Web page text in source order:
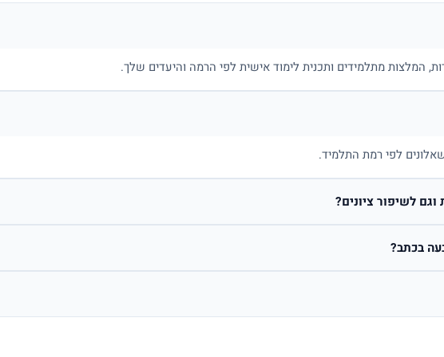
המלצות מתלמידים ותכנית לימוד אישית לפי הרמה והיעדים שלך.
לפי רמת התלמיד.
לשיפור ציונים?
בכתב?